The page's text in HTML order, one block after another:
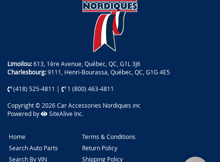
Limoilou:613, 1ère Avenue, Québec, QC, G1L 3J6
Charlesbourg:9111, Henri-Bourassa, Québec, QC, G1G 4E5
(418) 525-4811 | 1 (800) 463-4811
Copyright © 2026 Car Accessories Nordiques inc
Powered by
SiteAlive Inc.
Home
Search Auto Parts
Search By VIN
Terms & Conditions
Return Policy
Shipping Policy